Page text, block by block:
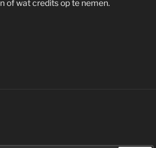
of wat credits op te nemen.